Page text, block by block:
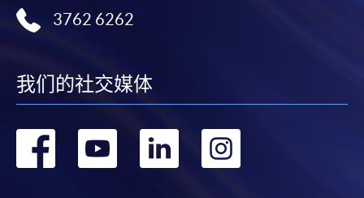
親臨學院各報名中心遞交劃線支票、報名表格及有關
「報讀課程」，惟學院對郵遞失誤而遺失的支票及個
人資料概不負責。
3. VISA / Mastercard
3762 6262
我们的社交媒体
转 转 转 转